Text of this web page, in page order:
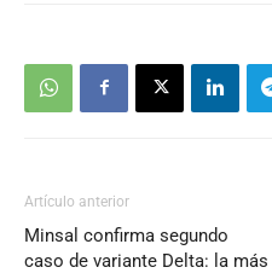
Artículo anterior
Minsal confirma segundo
caso de variante Delta: la más